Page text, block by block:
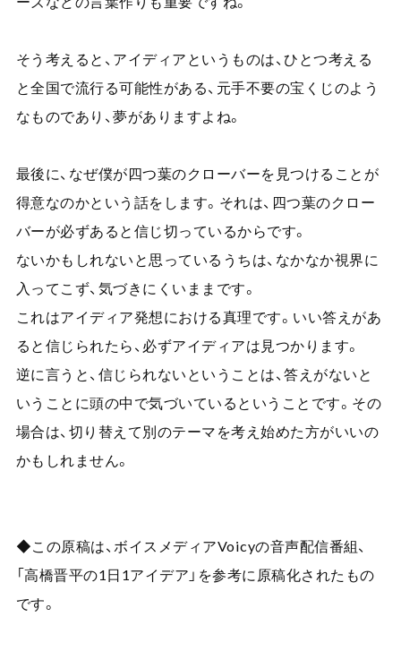
そう考えると、アイディアというものは、ひとつ考える
と全国で流行る可能性がある、元手不要の宝くじのよう
なものであり、夢がありますよね。
最後に、なぜ僕が四つ葉のクローバーを見つけることが
得意なのかという話をします。それは、四つ葉のクロー
バーが必ずあると信じ切っているからです。
ないかもしれないと思っているうちは、なかなか視界に
入ってこず、気づきにくいままです。
これはアイディア発想における真理です。いい答えがあ
ると信じられたら、必ずアイディアは見つかります。
逆に言うと、信じられないということは、答えがないと
いうことに頭の中で気づいているということです。その
場合は、切り替えて別のテーマを考え始めた方がいいの
かもしれません。
◆この原稿は、ボイスメディアVoicyの音声配信番組、
「高橋晋平の1 日 1アイデア」を参考に原稿化されたもの
です。